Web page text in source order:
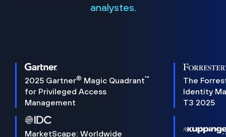
analystes.
2025 Gartner® Magic Quadrant™
for Privileged Access
Management
The
Identity
T3 2025
MarketScape: Worldwide